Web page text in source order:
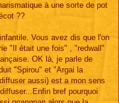
à une sorte de pot
??
Vous avez dis que l'on
"Il était une fois" , "redwall"
OK là, je parle de
"Spirou" et "Argai la
aussi) est a mon sens
bref pourquoi